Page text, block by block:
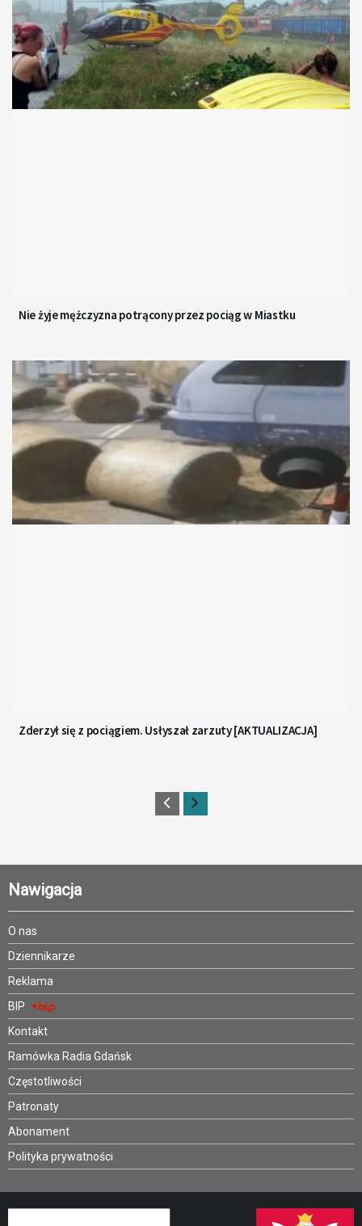
Nie żyje mężczyzna potrącony przez pociąg w Miastku
Zderzył się z pociągiem. Usłyszał zarzuty [AKTUALIZACJA]
Nawigacja
O nas
Dziennikarze
Reklama
BIP
Kontakt
Ramówka Radia Gdańsk
Częstotliwości
Patronaty
Abonament
Polityka prywatności